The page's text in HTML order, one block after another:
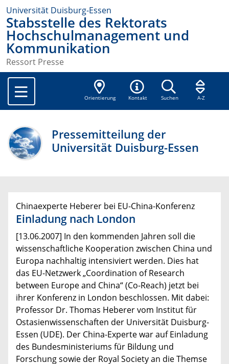
Universität Duisburg-Essen
Stabsstelle des Rektorats
Hochschulmanagement und
Kommunikation
Ressort Presse
Orientierung Kontakt Suchen A-Z
Pressemitteilung der
Universität Duisburg-Essen
Chinaexperte Heberer bei EU-China-Konferenz
Einladung nach London
[13.06.2007] In den kommenden Jahren soll die
wissenschaftliche Kooperation zwischen China und
Europa nachhaltig intensiviert werden. Dies hat
das EU-Netzwerk „Coordination of Research
between Europe and China“ (Co-Reach) jetzt bei
ihrer Konferenz in London beschlossen. Mit dabei:
Professor Dr. Thomas Heberer vom Institut für
Ostasienwissenschaften der Universität Duisburg-
Essen (UDE). Der China-Experte war auf Einladung
des Bundesministeriums für Bildung und
Forschung sowie der Royal Society an die Themse